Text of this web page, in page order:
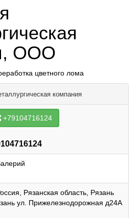
ООО
цветного лома
компания
+79104716124
Рязанская область, Рязань
ул. Прижелезнодорожная д24А